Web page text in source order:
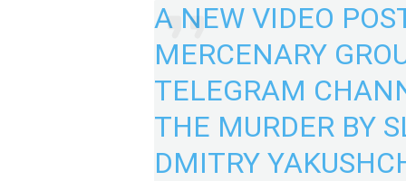
A NEW VIDEO
MERCENARY
TELEGRAM
THE MURDER BY
DMITRY